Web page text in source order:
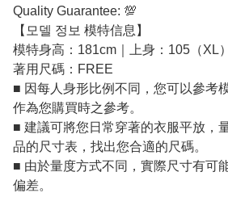
Quality Guarantee: 💯
【모델 정보 模特信息】
模特身高：181cm｜上身：105（XL
著用尺碼：FREE
■ 因每人身形比例不同，您可以參考
作為您購買時之參考。
■ 建議可將您日常穿著的衣服平放，
品的尺寸表，找出您合適的尺碼。
■ 由於量度方式不同，實際尺寸有可
偏差。